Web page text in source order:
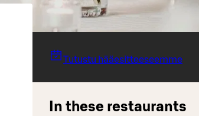
Tutustu hääesitteeseemme
In these restaurants